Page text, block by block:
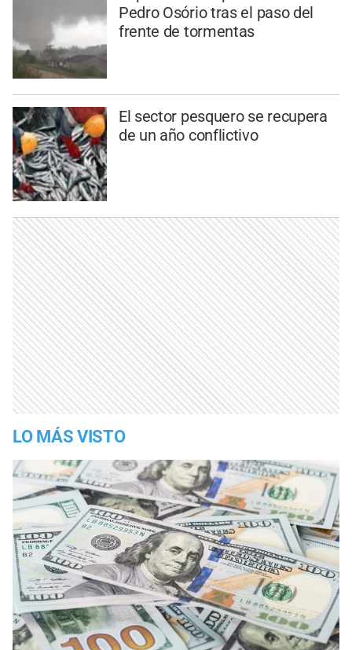
Pedro Osório tras el paso del
frente de tormentas
El sector pesquero se recupera
de un año conflictivo
LO MÁS VISTO